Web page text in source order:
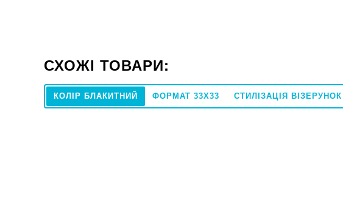
СХОЖІ ТОВАРИ:
КОЛІР БЛАКИТНИЙ ФОРМАТ 33X33 СТИЛІЗАЦІЯ ВІЗЕРУНОК